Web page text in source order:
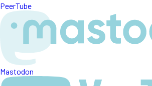
PeerTube
Mastodon